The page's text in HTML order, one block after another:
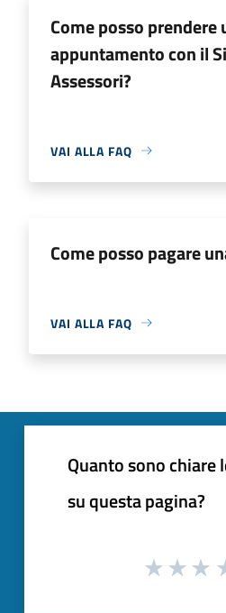
Come posso prendere
appuntamento con il
Assessori?
VAI ALLA FAQ
Come posso pagare
VAI ALLA FAQ
Quanto sono
su questa pagina?